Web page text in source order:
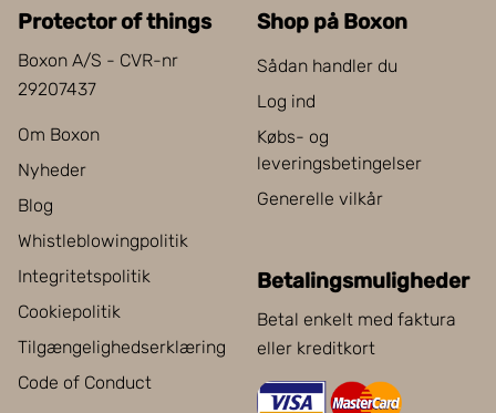
Protector of things
Boxon A/S - CVR-nr
29207437
Om Boxon
Nyheder
Blog
Whistleblowingpolitik
Integritetspolitik
Cookiepolitik
Tilgængelighedserklæring
Code of Conduct
Shop på Boxon
Sådan handler du
Log ind
Købs- og
leveringsbetingelser
Generelle vilkår
Betalingsmuligheder
Betal enkelt med faktura
eller kreditkort